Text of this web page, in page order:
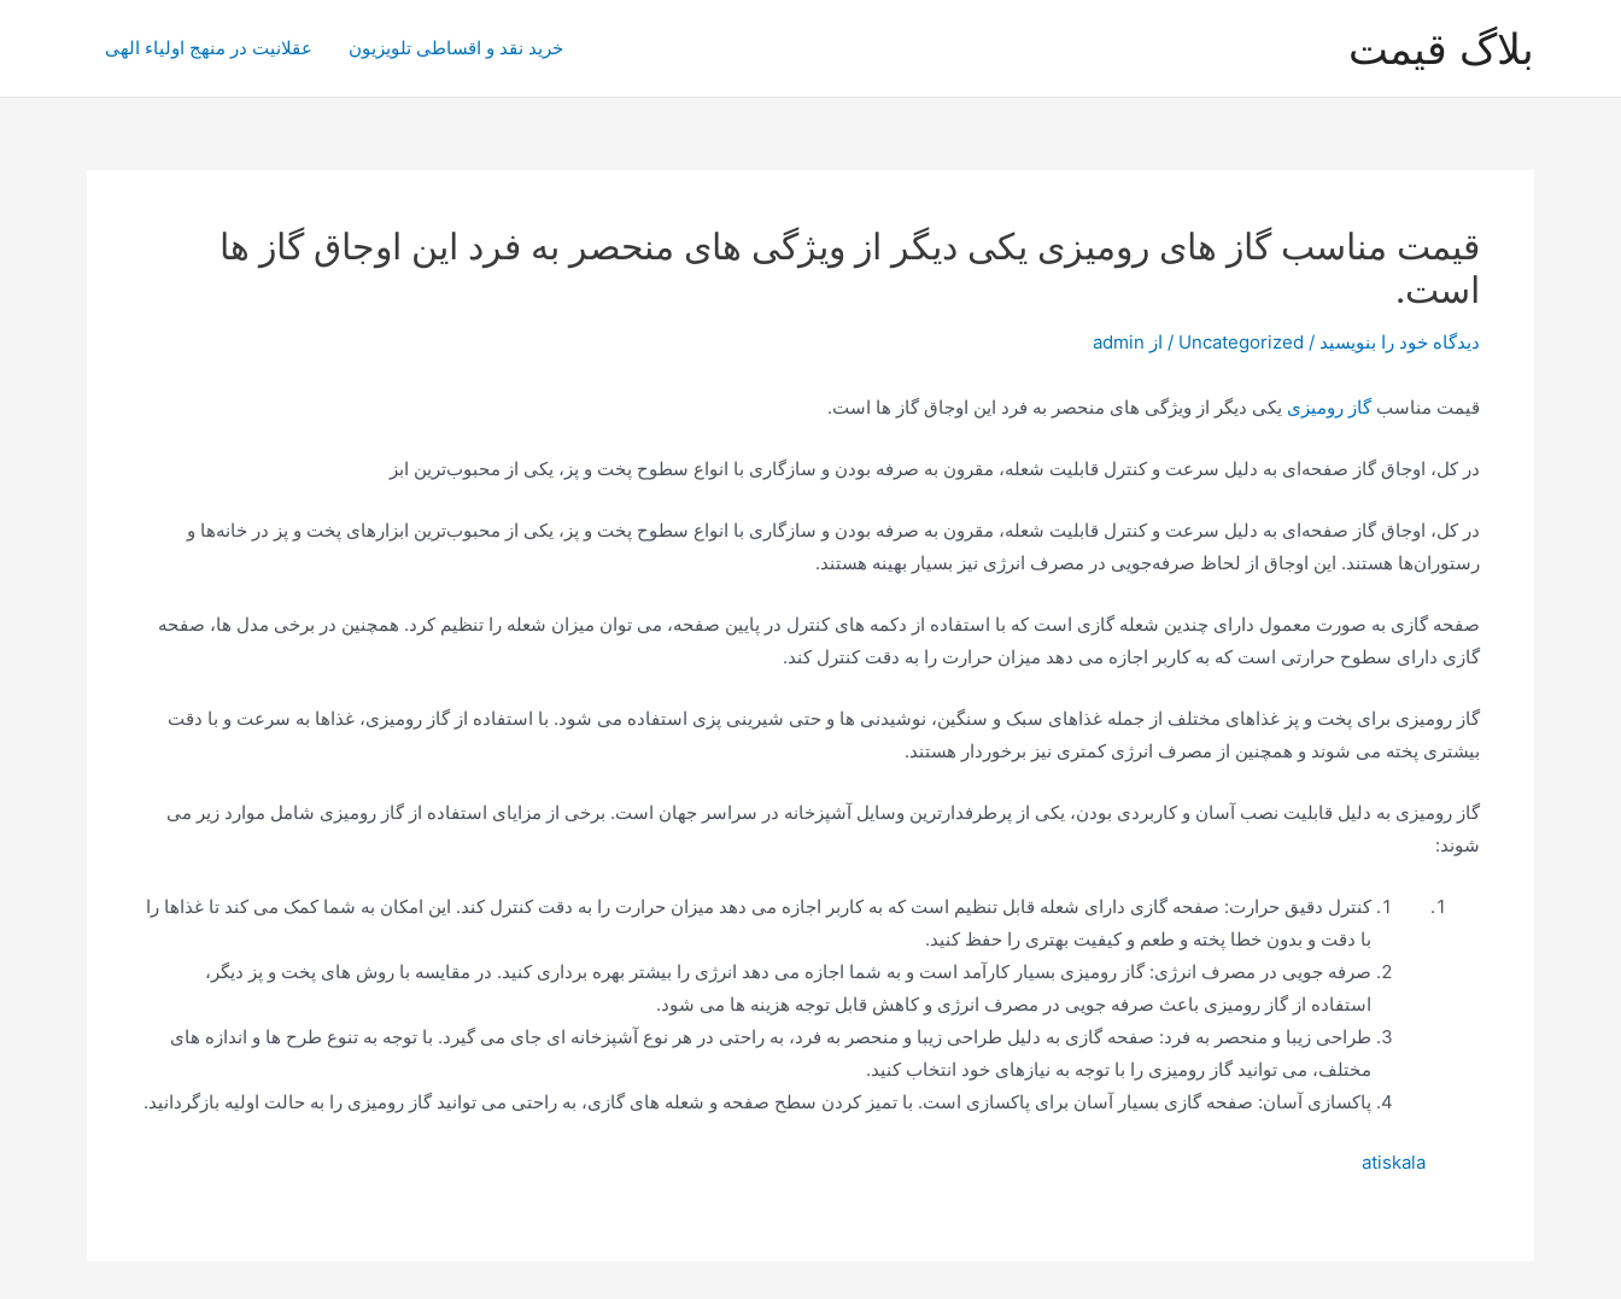
بلاگ قیمت خرید نقد و اقساطی تلویزیون عقلانیت در منهج اولیاء الهی
قیمت مناسب گاز های رومیزی یکی دیگر از ویژگی های منحصر به فرد این اوجاق گاز ها
است.
دیدگاه‌ خود را بنویسید /
Uncategorized / از admin
قیمت مناسبگاز رومیزی یکی دیگر از ویژگی های منحصر به فرد این اوجاق گاز ها است.
در کل، اوجاق گاز صفحه‌ای به دلیل سرعت و کنترل قابلیت شعله، مقرون به صرفه بودن و سازگاری با انواع سطوح پخت و پز، یکی از محبوب‌ترین ابز
در کل، اوجاق گاز صفحه‌ای به دلیل سرعت و کنترل قابلیت شعله، مقرون به صرفه بودن و سازگاری با انواع سطوح پخت و پز، یکی از محبوب‌ترین ابزارهای پخت و پز در خانه‌ها و
رستوران‌ها هستند. این اوجاق از لحاظ صرفه‌جویی در مصرف انرژی نیز بسیار بهینه هستند.
صفحه گازی به صورت معمول دارای چندین شعله گازی است که با استفاده از دکمه های کنترل در پایین صفحه، می توان میزان شعله را تنظیم کرد. همچنین در برخی مدل ها، صفحه
گازی دارای سطوح حرارتی است که به کاربر اجازه می دهد میزان حرارت را به دقت کنترل کند.
گاز رومیزی برای پخت و پز غذاهای مختلف از جمله غذاهای سبک و سنگین، نوشیدنی ها و حتی شیرینی پزی استفاده می شود. با استفاده از گاز رومیزی، غذاها به سرعت و با دقت
بیشتری پخته می شوند و همچنین از مصرف انرژی کمتری نیز برخوردار هستند.
گاز رومیزی به دلیل قابلیت نصب آسان و کاربردی بودن، یکی از پرطرفدارترین وسایل آشپزخانه در سراسر جهان است. برخی از مزایای استفاده از گاز رومیزی شامل موارد زیر می
شوند:
کنترل دقیق حرارت: صفحه گازی دارای شعله قابل تنظیم است که به کاربر اجازه می دهد میزان حرارت را به دقت کنترل کند. این امکان به شما کمک می کند تا غذاها را
با دقت و بدون خطا پخته و طعم و کیفیت بهتری را حفظ کنید.
صرفه جویی در مصرف انرژی: گاز رومیزی بسیار کارآمد است و به شما اجازه می دهد انرژی را بیشتر بهره برداری کنید. در مقایسه با روش های پخت و پز دیگر،
استفاده از گاز رومیزی باعث صرفه جویی در مصرف انرژی و کاهش قابل توجه هزینه ها می شود.
طراحی زیبا و منحصر به فرد: صفحه گازی به دلیل طراحی زیبا و منحصر به فرد، به راحتی در هر نوع آشپزخانه ای جای می گیرد. با توجه به تنوع طرح ها و اندازه های
مختلف، می توانید گاز رومیزی را با توجه به نیازهای خود انتخاب کنید.
پاکسازی آسان: صفحه گازی بسیار آسان برای پاکسازی است. با تمیز کردن سطح صفحه و شعله های گازی، به راحتی می توانید گاز رومیزی را به حالت اولیه بازگردانید.
atiskala